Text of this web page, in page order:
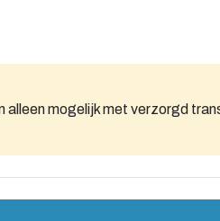
alleen mogelijk met verzorgd